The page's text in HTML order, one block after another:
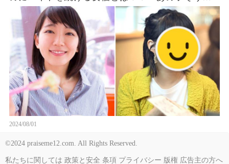
の？」「金銭問題とか？」!
2024/08/01
©2024 praiseme12.com. All Rights Reserved.
私たちに関しては 政策と安全 条項 プライバシー 版権 広告主の方へ